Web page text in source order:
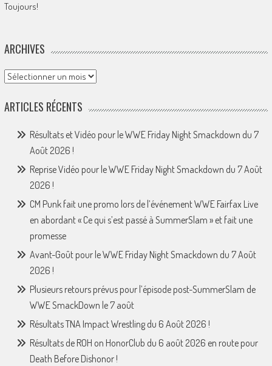
Toujours!
ARCHIVES
Archives
ARTICLES RÉCENTS
Résultats et Vidéo pour le WWE Friday Night Smackdown du 7
Août 2026 !
Reprise Vidéo pour le WWE Friday Night Smackdown du 7 Août
2026 !
CM Punk fait une promo lors de l’événement WWE Fairfax Live
en abordant « Ce qui s’est passé à SummerSlam » et fait une
promesse
Avant-Goût pour le WWE Friday Night Smackdown du 7 Août
2026 !
Plusieurs retours prévus pour l’épisode post-SummerSlam de
WWE SmackDown le 7 août
Résultats TNA Impact Wrestling du 6 Août 2026 !
Résultats de ROH on HonorClub du 6 août 2026 en route pour
Death Before Dishonor !